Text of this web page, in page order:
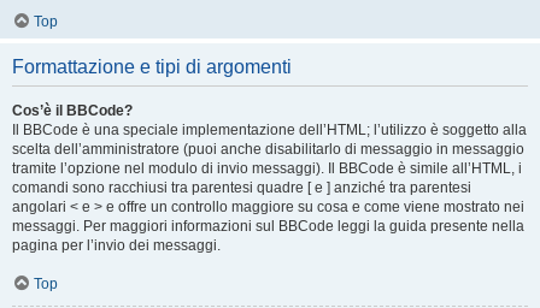
Top
Formattazione e tipi di argomenti
Cos’è il BBCode?
Il BBCode è una speciale implementazione dell’HTML; l’utilizzo è soggetto alla
scelta dell’amministratore (puoi anche disabilitarlo di messaggio in messaggio
tramite l’opzione nel modulo di invio messaggi). Il BBCode è simile all’HTML, i
comandi sono racchiusi tra parentesi quadre [ e ] anziché tra parentesi
angolari < e > e offre un controllo maggiore su cosa e come viene mostrato nei
messaggi. Per maggiori informazioni sul BBCode leggi la guida presente nella
pagina per l’invio dei messaggi.
Top